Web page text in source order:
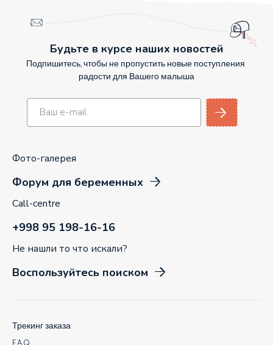
Будьте в курсе наших новостей
Подпишитесь, чтобы не пропустить новые поступления
радости для Вашего малыша
Фото-галерея
Форум для беременных
Call-centre
+998 95 198-16-16
Не нашли то что искали?
Воспользуйтесь поиском
Трекинг заказа